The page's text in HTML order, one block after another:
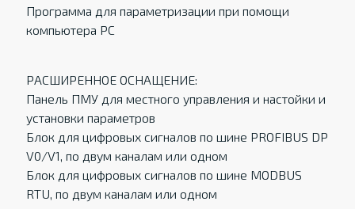
Программа для параметризации при помощи
компьютера РС
РАСШИРЕННОЕ ОСНАЩЕНИЕ:
Панель ПМУ для местного управления и настойки и
установки параметров
Блок для цифровых сигналов по шине PROFIBUS DP
V0/V1, по двум каналам или одном
Блок для цифровых сигналов по шине MODBUS
RTU, по двум каналам или одном